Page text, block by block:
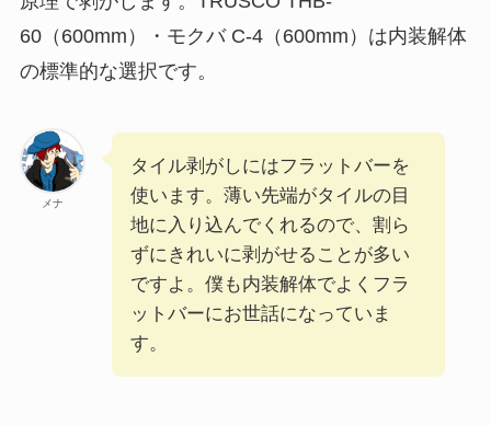
60（600mm）・モクバ C-4（600mm）は内装解体
の標準的な選択です。
メナ
タイル剥がしにはフラットバーを
使います。薄い先端がタイルの目
地に入り込んでくれるので、割ら
ずにきれいに剥がせることが多い
ですよ。僕も内装解体でよくフラ
ットバーにお世話になっていま
す。